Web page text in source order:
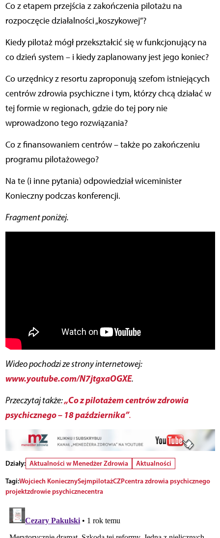
Co z etapem przejścia z zakończenia pilotażu na
rozpoczęcie działalności „koszykowej”?
Kiedy pilotaż mógł przekształcić się w funkcjonujący na
co dzień system – i kiedy zaplanowany jest jego koniec?
Co urzędnicy z resortu zaproponują szefom istniejących
centrów zdrowia psychiczne i tym, którzy chcą działać w
tej formie w regionach, gdzie do tej pory nie
wprowadzono tego rozwiązania?
Co z finansowaniem centrów – także po zakończeniu
programu pilotażowego?
Na te (i inne pytania) odpowiedział wiceminister
Konieczny podczas konferencji.
Fragment poniżej.
Wideo pochodzi ze strony internetowej:
www.youtube.com/N7jtgxaOGXE.
Przeczytaj także:„Co z pilotażem centrów zdrowia
psychicznego – 18 października”.
Działy: Aktualności w Menedżer Zdrowia
Aktualności
Tagi:Wojciech KoniecznySejmpilotażCZPcentra zdrowia psychicznego
projektzdrowie psychicznecentra